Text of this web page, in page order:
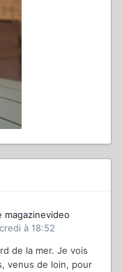
à 18:52
de la mer. Je vois
venus de loin, pour